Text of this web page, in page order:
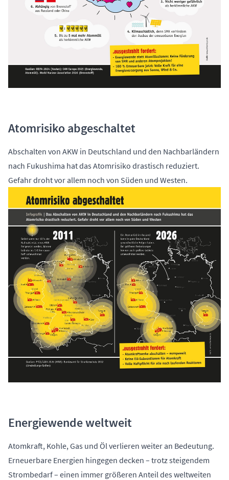
Atomrisiko abgeschaltet
Abschalten von AKW in Deutschland und den Nachbarländern
nach Fukushima hat das Atomrisiko drastisch reduziert.
Gefahr droht vor allem noch von Süden und Westen.
Energiewende weltweit
Atomkraft, Kohle, Gas und Öl verlieren weiter an Bedeutung.
Erneuerbare Energien hingegen decken – trotz steigendem
Strombedarf – einen immer größeren Anteil des weltweiten